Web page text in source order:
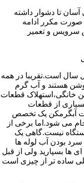
تا دشوار داشته
صورت مکرر ادامه
سرویس و تعمیر
سال است.تقریبا در همه
هستند و آب گرم
خانگی،استهلاک قطعات
از قطعات
آبگرمکن یک تخصص
می شود.اما برخی از
نیست.گاهی یک
سرد بودن آب لوله ها
ها بسپارید ولی از قبل
ساده تر از چیزی است